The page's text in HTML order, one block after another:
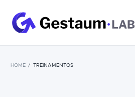
HOME TREINAMENTOS